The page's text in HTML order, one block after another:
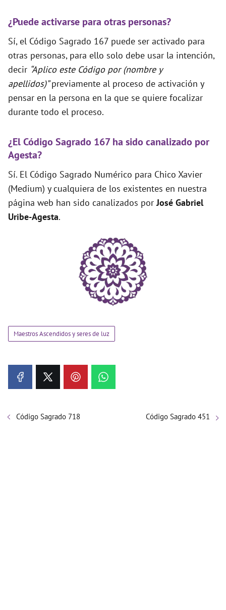
¿Puede activarse para otras personas?
Sí, el Código Sagrado 167 puede ser activado para
otras personas, para ello solo debe usar la intención,
decir “Aplico este Código por (nombre y
apellidos)”previamente al proceso de activación y
pensar en la persona en la que se quiere focalizar
durante todo el proceso.
¿El Código Sagrado 167 ha sido canalizado por
Agesta?
Sí. El Código Sagrado Numérico para Chico Xavier
(Medium) y cualquiera de los existentes en nuestra
página web han sido canalizados porJosé Gabriel
Uribe-Agesta.
Maestros Ascendidos y seres de luz
Código Sagrado 718 Código Sagrado 451